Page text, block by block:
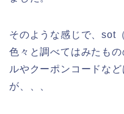
そのような感じで、sot
色々と調べてはみたも
ルやクーポンコードな
が、、、